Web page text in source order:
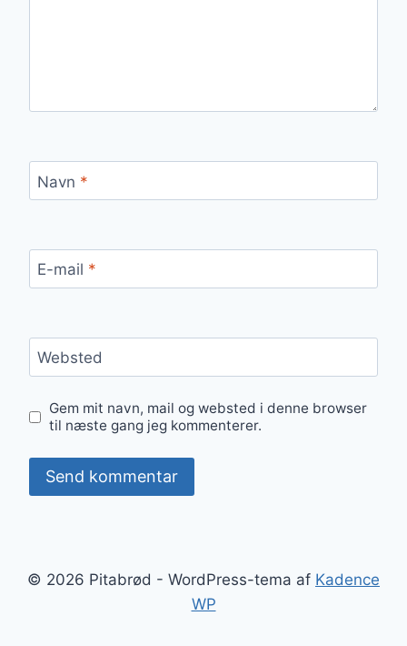
Navn *
E-mail *
Websted
Gem mit navn, mail og websted i denne browser
til næste gang jeg kommenterer.
© 2026 Pitabrød - WordPress-tema af Kadence
WP